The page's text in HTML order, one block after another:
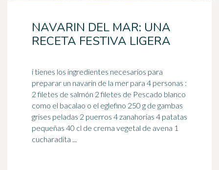
NAVARIN DEL MAR: UNA
RECETA FESTIVA LIGERA
í tienes los ingredientes necesarios para
preparar un navarin de la mer para 4 personas :
2 filetes de salmón 2 filetes de Pescado blanco
como el bacalao o el eglefino 250 g de gambas
grises peladas 2 puerros 4 zanahorias 4 patatas
pequeñas 40 cl de crema vegetal de avena 1
cucharadita ...